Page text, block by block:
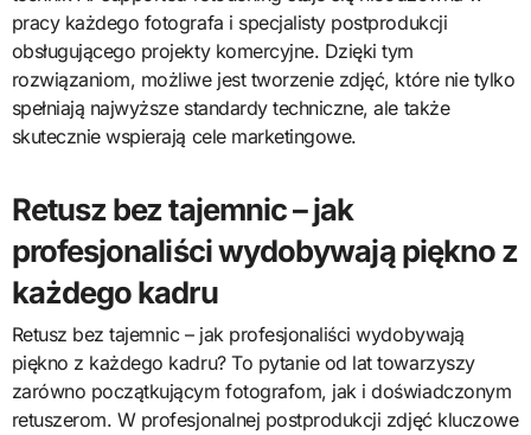
pracy każdego fotografa i specjalisty postprodukcji
obsługującego projekty komercyjne. Dzięki tym
rozwiązaniom, możliwe jest tworzenie zdjęć, które nie tylko
spełniają najwyższe standardy techniczne, ale także
skutecznie wspierają cele marketingowe.
Retusz bez tajemnic – jak
profesjonaliści wydobywają piękno z
każdego kadru
Retusz bez tajemnic – jak profesjonaliści wydobywają
piękno z każdego kadru? To pytanie od lat towarzyszy
zarówno początkującym fotografom, jak i doświadczonym
retuszerom. W profesjonalnej postprodukcji zdjęć kluczowe